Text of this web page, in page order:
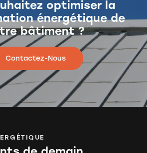
optimiser la
énergétique de
bâtiment ?
Contactez-Nous